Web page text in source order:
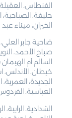
الفنطاس،
حليفة، الصباحية،
الخيران، ميناء عبد
ضاحية جابر
صباح الأحمد،
السالم أم
خيطان، الأندلس،
الجديدة،
العباسية،
الشدادية،